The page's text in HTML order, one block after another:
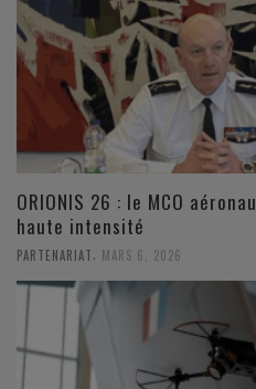
ORIONIS 26 : le MCO
haute intensité
PARTENARIAT, MARS 6, 2026